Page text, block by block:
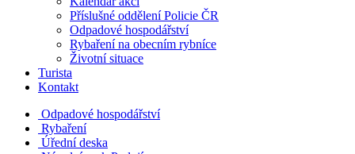
Příslušné oddělení Policie ČR
Odpadové hospodářství
Rybaření na obecním rybníce
Životní situace
Turista
Kontakt
Odpadové hospodářství
Rybaření
Úřední deska